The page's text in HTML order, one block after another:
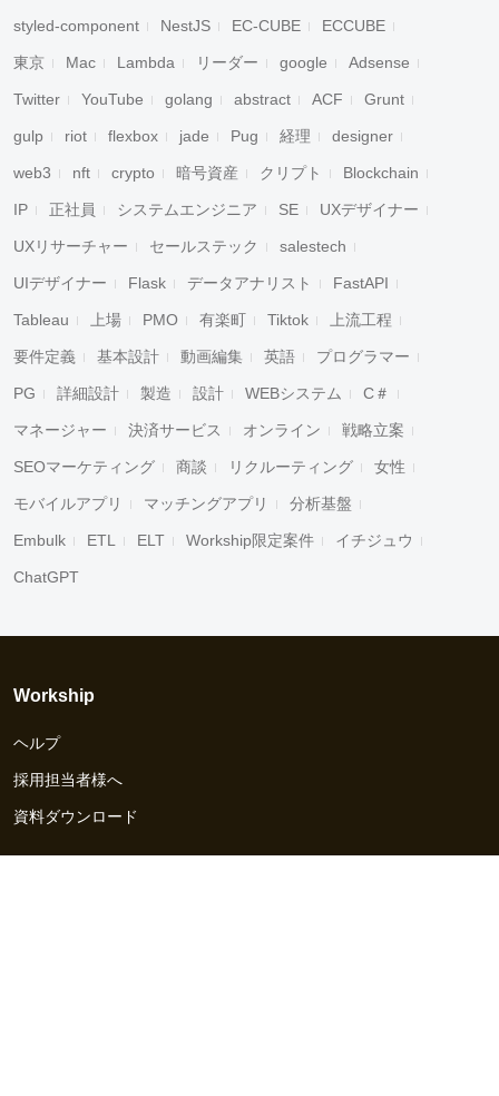
styled-component NestJS EC-CUBE ECCUBE
東京 Mac Lambda リーダー google Adsense
Twitter YouTube golang abstract ACF Grunt
gulp riot flexbox jade Pug 経理 designer
web3 nft crypto 暗号資産 クリプト Blockchain
IP 正社員 システムエンジニア SE UXデザイナー
UXリサーチャー セールステック salestech
UIデザイナー Flask データアナリスト FastAPI
Tableau 上場 PMO 有楽町 Tiktok 上流工程
要件定義 基本設計 動画編集 英語 プログラマー
PG 詳細設計 製造 設計 WEBシステム C＃
マネージャー 決済サービス オンライン 戦略立案
SEOマーケティング 商談 リクルーティング 女性
モバイルアプリ マッチングアプリ 分析基盤
Embulk ETL ELT Workship限定案件 イチジュウ
ChatGPT
Workship
ヘルプ
採用担当者様へ
資料ダウンロード